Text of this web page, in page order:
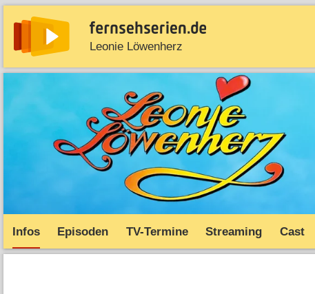
Leonie Löwenherz
News Entdecken Streaming
Infos Episoden TV-Termine Streaming Cast